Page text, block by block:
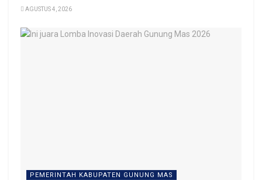
AGUSTUS 4, 2026
PEMERINTAH KABUPATEN GUNUNG MAS